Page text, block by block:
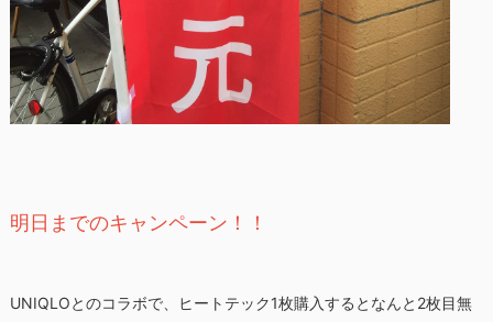
明日までのキャンペーン！！
UNIQLOとのコラボで、ヒートテック1枚購入するとなんと2枚目無